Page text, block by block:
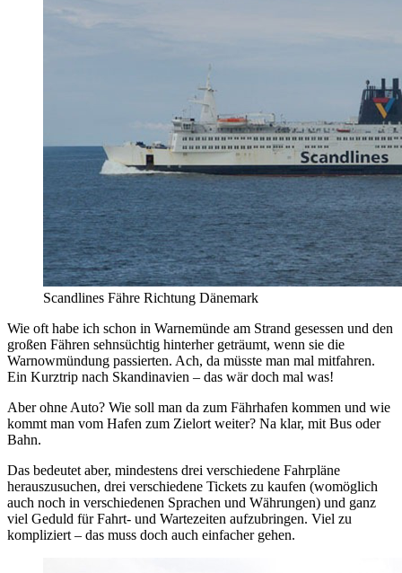
Scandlines Fähre Richtung Dänemark
Wie oft habe ich schon in Warnemünde am Strand gesessen und den
großen Fähren sehnsüchtig hinterher geträumt, wenn sie die
Warnowmündung passierten. Ach, da müsste man mal mitfahren.
Ein Kurztrip nach Skandinavien – das wär doch mal was!
Aber ohne Auto? Wie soll man da zum Fährhafen kommen und wie
kommt man vom Hafen zum Zielort weiter? Na klar, mit Bus oder
Bahn.
Das bedeutet aber, mindestens drei verschiedene Fahrpläne
herauszusuchen, drei verschiedene Tickets zu kaufen (womöglich
auch noch in verschiedenen Sprachen und Währungen) und ganz
viel Geduld für Fahrt- und Wartezeiten aufzubringen. Viel zu
kompliziert – das muss doch auch einfacher gehen.